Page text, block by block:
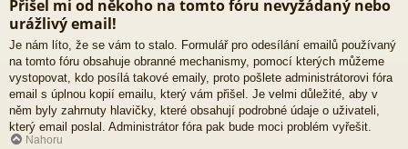
Přišel mi od někoho na tomto fóru nevyžádaný nebo
urážlivý email!
Je nám líto, že se vám to stalo. Formulář pro odesílání emailů používaný
na tomto fóru obsahuje obranné mechanismy, pomocí kterých můžeme
vystopovat, kdo posílá takové emaily, proto pošlete administrátorovi fóra
email s úplnou kopií emailu, který vám přišel. Je velmi důležité, aby v
něm byly zahrnuty hlavičky, které obsahují podrobné údaje o uživateli,
který email poslal. Administrátor fóra pak bude moci problém vyřešit.
Nahoru